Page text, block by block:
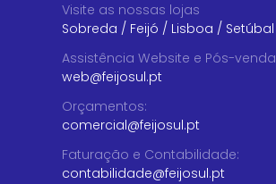
Visite as nossas lojas
Sobreda / Feijó / Lisboa / Setúbal
Assistência Website e Pós-venda
web@feijosul.pt
Orçamentos:
comercial@feijosul.pt
Faturação e Contabilidade:
contabilidade@feijosul.pt